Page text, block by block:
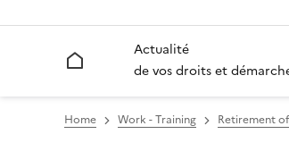
Accueil
Actualité
de vos droits et
Home Work - Training Retirement